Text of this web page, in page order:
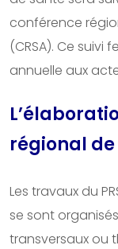
conférence
(CRSA). Ce suivi
annuelle aux
régional
Les travaux du
se sont
transversaux ou